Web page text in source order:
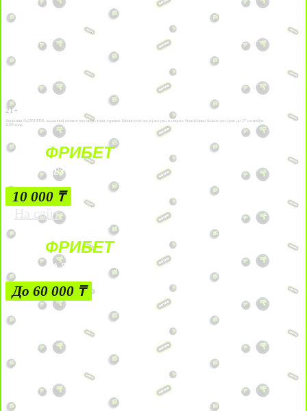
21+
Лицензии №24514359, выданной комитетом индустрии туризма Министерства культуры и спорта Республики Казахстан срок до 27 сентября
2034 года.
ФРИБЕТ
БЕЗ УСЛОВИЙ
10 000 ₸
На сайт
ФРИБЕТ
ЗА ДЕПОЗИТЫ
До 60 000 ₸